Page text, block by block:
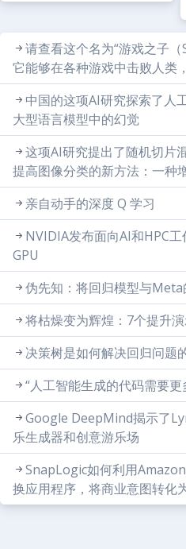
请查看这个名为“游戏之子（
它能够在各种游戏中击败人类
中国的这项AI研究探索了人
大型语言模型中的幻觉
这项AI研究提出了随机切片
提高图像分类的新方法：一种
亲自动手的深度 Q 学习
NVIDIA发布面向AI和HPC
GPU
伪先知：将回归模型与
将枯燥变为辉煌：7个提升
决策树是如何解决回归问题
“人工智能生成的代码需要更
Google DeepMind揭示了
乐生成器和创意游乐场
SnapLogic如何利用
换应用程序，将商业意图转化